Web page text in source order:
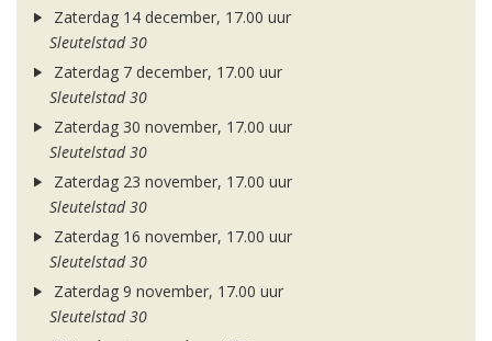
Zaterdag 14 december, 17.00 uur
Sleutelstad 30
Zaterdag 7 december, 17.00 uur
Sleutelstad 30
Zaterdag 30 november, 17.00 uur
Sleutelstad 30
Zaterdag 23 november, 17.00 uur
Sleutelstad 30
Zaterdag 16 november, 17.00 uur
Sleutelstad 30
Zaterdag 9 november, 17.00 uur
Sleutelstad 30